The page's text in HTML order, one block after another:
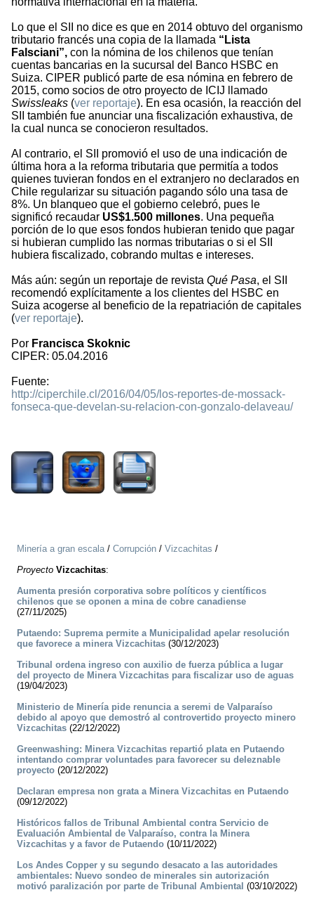
Lo que el SII no dice es que en 2014 obtuvo del organismo
tributario francés una copia de la llamada “Lista
Falsciani”, con la nómina de los chilenos que tenían
cuentas bancarias en la sucursal del Banco HSBC en
Suiza. CIPER publicó parte de esa nómina en febrero de
2015, como socios de otro proyecto de ICIJ llamado
Swissleaks (ver reportaje). En esa ocasión, la reacción del
SII también fue anunciar una fiscalización exhaustiva, de
la cual nunca se conocieron resultados.
Al contrario, el SII promovió el uso de una indicación de
última hora a la reforma tributaria que permitía a todos
quienes tuvieran fondos en el extranjero no declarados en
Chile regularizar su situación pagando sólo una tasa de
8%. Un blanqueo que el gobierno celebró, pues le
significó recaudar US$1.500 millones. Una pequeña
porción de lo que esos fondos hubieran tenido que pagar
si hubieran cumplido las normas tributarias o si el SII
hubiera fiscalizado, cobrando multas e intereses.
Más aún: según un reportaje de revista Qué Pasa, el SII
recomendó explícitamente a los clientes del HSBC en
Suiza acogerse al beneficio de la repatriación de capitales
(ver reportaje).
Por Francisca Skoknic
CIPER: 05.04.2016
Fuente:
http://ciperchile.cl/2016/04/05/los-reportes-de-mossack-
fonseca-que-develan-su-relacion-con-gonzalo-delaveau/
Minería a gran escala/ Corrupción / Vizcachitas /
Proyecto Vizcachitas:
Aumenta presión corporativa sobre políticos y científicos
chilenos que se oponen a mina de cobre canadiense
(27/11/2025)
Putaendo: Suprema permite a Municipalidad apelar resolución
que favorece a minera Vizcachitas (30/12/2023)
Tribunal ordena ingreso con auxilio de fuerza pública a lugar
del proyecto de Minera Vizcachitas para fiscalizar uso de aguas
(19/04/2023)
Ministerio de Minería pide renuncia a seremi de Valparaíso
debido al apoyo que demostró al controvertido proyecto minero
Vizcachitas (22/12/2022)
Greenwashing: Minera Vizcachitas repartió plata en Putaendo
intentando comprar voluntades para favorecer su deleznable
proyecto (20/12/2022)
Declaran empresa non grata a Minera Vizcachitas en Putaendo
(09/12/2022)
Históricos fallos de Tribunal Ambiental contra Servicio de
Evaluación Ambiental de Valparaíso, contra la Minera
Vizcachitas y a favor de Putaendo (10/11/2022)
Los Andes Copper y su segundo desacato a las autoridades
ambientales: Nuevo sondeo de minerales sin autorización
motivó paralización por parte de Tribunal Ambiental (03/10/2022)